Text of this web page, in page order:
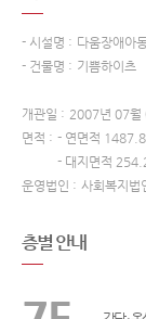
- 시설명 : 다움장애아
- 건물명 : 기쁨하이츠
개관일 : 2007년 07월
면적 : - 연면적
- 대지면적
운영법인 : 사회복지법
층별 안내